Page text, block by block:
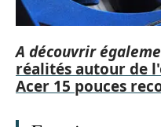
A découvrir
réalités autour de
Acer 15 pouces